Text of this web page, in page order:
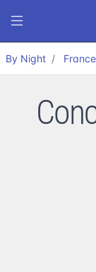
By Night France